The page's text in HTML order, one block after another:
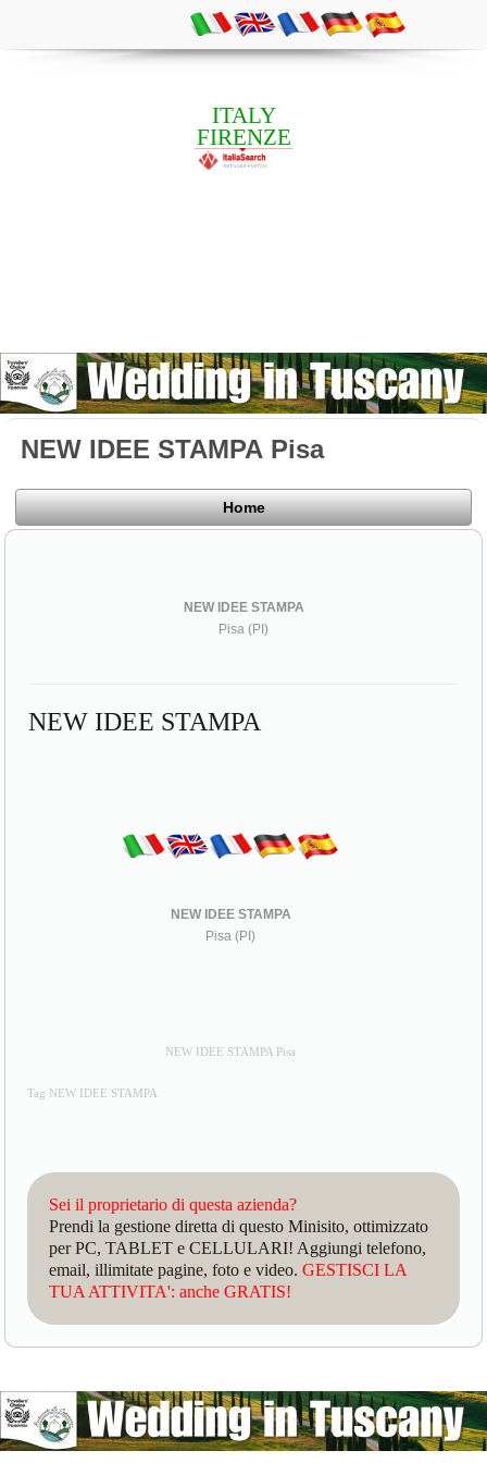
ITALY
FIRENZE
NEW IDEE STAMPA Pisa
Home
NEW IDEE STAMPA
Pisa (PI)
NEW IDEE STAMPA
NEW IDEE STAMPA
Pisa (PI)
NEW IDEE STAMPA Pisa
Tag NEW IDEE STAMPA
Sei il proprietario di questa azienda?
Prendi la gestione diretta di questo Minisito, ottimizzato
per PC, TABLET e CELLULARI! Aggiungi telefono,
email, illimitate pagine, foto e video.GESTISCI LA
TUA ATTIVITA': anche GRATIS!